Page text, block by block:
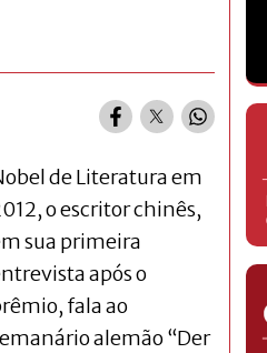
de Literatura em
o escritor chinês,
sua primeira
após o
fala ao
alemão “Der